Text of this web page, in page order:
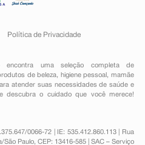
Política de Privacidade
encontra uma seleção completa de
de beleza, higiene pessoal ,mamãe
atender suas necessidades de saúde e
descubra o cuidado que você merece!
0066-72 | IE: 535.412.860.113 | Rua
Paulo, CEP: 13416-585 | SAC – Serviço